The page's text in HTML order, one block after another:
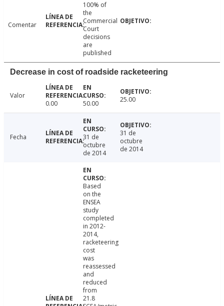
Comentar
100% of
the
Commercial
Court
decisions
are
published
Decrease in cost of roadside racketeering
Valor
0.00
50.00 25.00
Fecha
31 de
octubre
de 2014
31 de
octubre
de 2014
Based
on the
ENSEA
study
completed
in 2012-
2014,
racketeering
cost
was
reassessed
and
reduced
from
21.8